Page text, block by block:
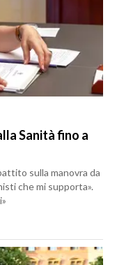
Sanità fino a
sulla manovra da
che mi supporta».